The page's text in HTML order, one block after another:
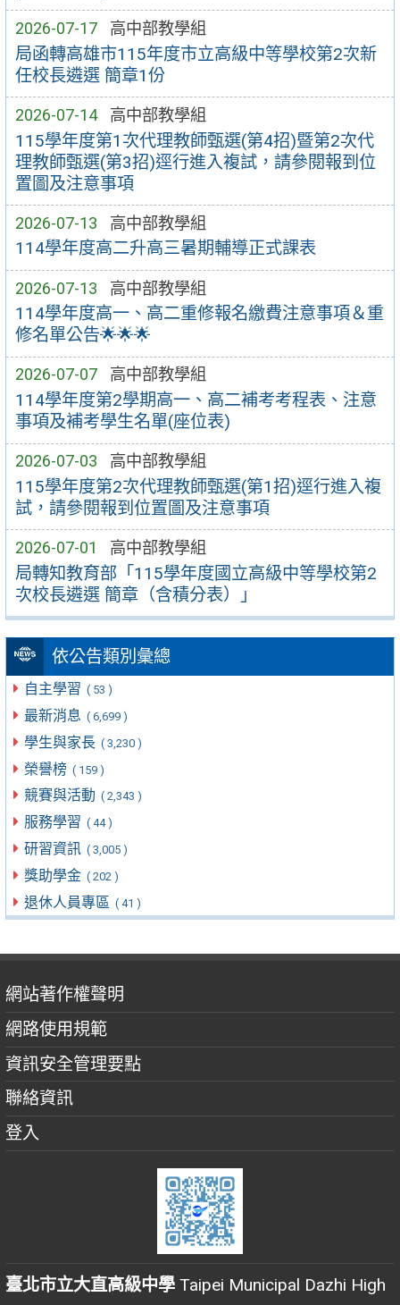
2026-07-17 高中部教學組
局函轉高雄市115年度市立高級中等學校第2次新
任校長遴選 簡章1份
2026-07-14 高中部教學組
115學年度第1次代理教師甄選(第4招)暨第2次代
理教師甄選(第3招)逕行進入複試，請參閱報到位
置圖及注意事項
2026-07-13 高中部教學組
114學年度高二升高三暑期輔導正式課表
2026-07-13 高中部教學組
114學年度高一、高二重修報名繳費注意事項＆重
修名單公告🌟🌟🌟
2026-07-07 高中部教學組
114學年度第2學期高一、高二補考考程表、注意
事項及補考學生名單(座位表)
2026-07-03 高中部教學組
115學年度第2次代理教師甄選(第1招)逕行進入複
試，請參閱報到位置圖及注意事項
2026-07-01 高中部教學組
局轉知教育部「115學年度國立高級中等學校第2
次校長遴選 簡章（含積分表）」
依公告類別彙總
自主學習 ( 53 )
最新消息 ( 6,699 )
學生與家長 ( 3,230 )
榮譽榜 ( 159 )
競賽與活動 ( 2,343 )
服務學習 ( 44 )
研習資訊 ( 3,005 )
獎助學金 ( 202 )
退休人員專區 ( 41 )
網站著作權聲明
網路使用規範
資訊安全管理要點
聯絡資訊
登入
臺北市立大直高級中學 Taipei Municipal Dazhi High